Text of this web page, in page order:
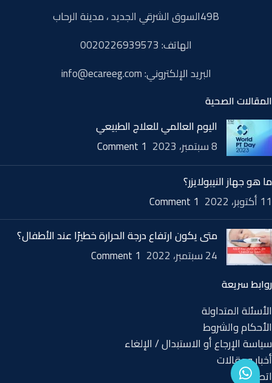
49Bالسوق الشرقي الجديد ، مدينة الرحاب
الهاتف: 0020226939573
البريد الإلكتروني: info@ecareeg.com
المقالات الصحية
اليوم العالمي للعلاج الطبيعي
8 سبتمبر، 2023
1 Comment
ما هو جهاز النيبولايزر؟
11 أكتوبر، 2022
1 Comment
متى يكون ارتفاع درجة الحرارة خطيرًا عند الأطفال؟
24 سبتمبر، 2022
1 Comment
روابط سريعة
الأسئلة المتداولة
الأحكام والشروط
سياسة الإرجاع أو الاستبدال / الإلغاء
أخبار ومقالات
اتصل بنا